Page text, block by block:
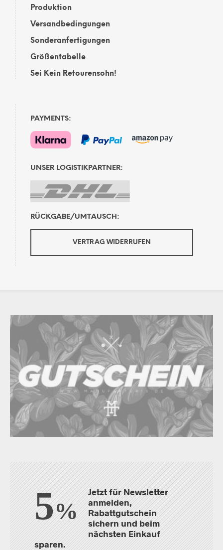
Produktion
Versandbedingungen
Sonderanfertigungen
Größentabelle
Sei Kein Retourensohn!
PAYMENTS:
UNSER LOGISTIKPARTNER:
RÜCKGABE/UMTAUSCH:
VERTRAG WIDERRUFEN
5%
Jetzt für Newsletter
anmelden,
Rabattgutschein
sichern und beim
nächsten Einkauf
sparen.